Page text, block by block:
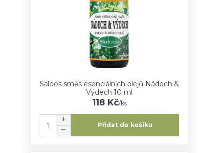
Saloos směs esenciálních olejů Nádech &
Výdech 10 ml
118 Kč/ks
Přidat do košíku